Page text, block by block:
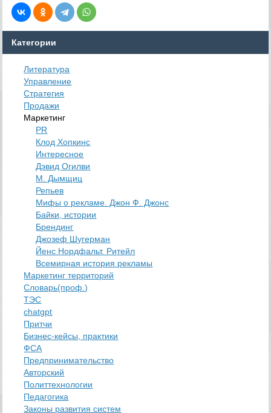
Категории
Литература
Управление
Стратегия
Продажи
Маркетинг
PR
Клод Хопкинс
Интересное
Дэвид Огилви
М. Дымщиц
Репьев
Мифы о рекламе. Джон Ф. Джонс
Байки, истории
Брендинг
Джозеф Шугерман
​Йенс Нордфальт. Ритейл
Всемирная история рекламы
Маркетинг территорий
Словарь(проф.)
ТЭС
chatgpt
Притчи
Бизнес-кейсы, практики
ФСА
Предпринимательство
Авторский
Политтехнологии
​Педагогика
Законы развития систем